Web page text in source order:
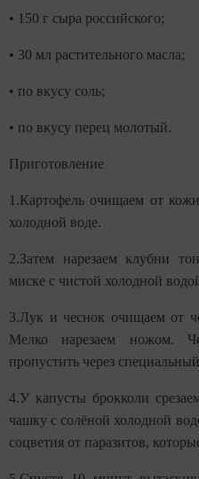
• 150 г сыра российского;
• 30 мл растительного масла;
• по вкусу соль;
• по вкусу перец молотый.
Приготовление
1.Картофель очищаем от
холодной воде.
2.Затем нарезаем клубни
миске с чистой холодной
3.Лук и чеснок очищаем от
Мелко нарезаем ножом.
пропустить через
4.У капусты брокколи
чашку с солёной холодной
соцветия от паразитов,